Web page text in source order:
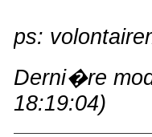
ps:
Derni�re
18:19:04)